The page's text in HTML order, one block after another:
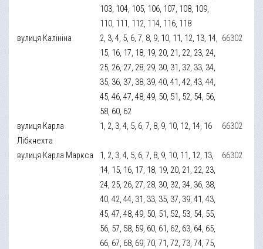
103, 104, 105, 106, 107, 108, 109,
110, 111, 112, 114, 116, 118
вулиця Калініна
2, 3, 4, 5, 6, 7, 8, 9, 10, 11, 12, 13, 14,
15, 16, 17, 18, 19, 20, 21, 22, 23, 24,
25, 26, 27, 28, 29, 30, 31, 32, 33, 34,
35, 36, 37, 38, 39, 40, 41, 42, 43, 44,
45, 46, 47, 48, 49, 50, 51, 52, 54, 56,
58, 60, 62
66302
вулиця Карла
Лібкнехта
1, 2, 3, 4, 5, 6, 7, 8, 9, 10, 12, 14, 16 66302
вулиця Карла Маркса
1, 2, 3, 4, 5, 6, 7, 8, 9, 10, 11, 12, 13,
14, 15, 16, 17, 18, 19, 20, 21, 22, 23,
24, 25, 26, 27, 28, 30, 32, 34, 36, 38,
40, 42, 44, 31, 33, 35, 37, 39, 41, 43,
45, 47, 48, 49, 50, 51, 52, 53, 54, 55,
56, 57, 58, 59, 60, 61, 62, 63, 64, 65,
66, 67, 68, 69, 70, 71, 72, 73, 74, 75,
66302